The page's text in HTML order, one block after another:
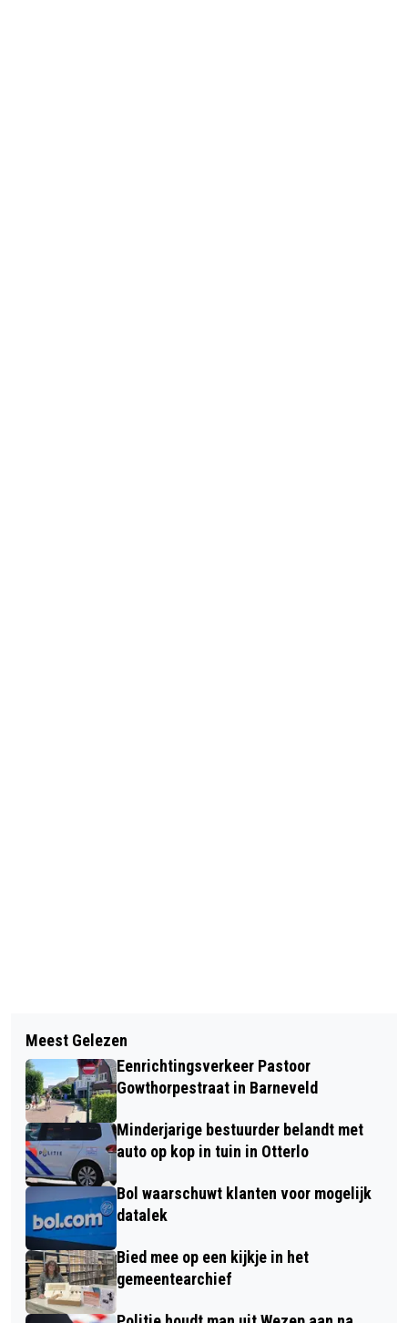
GRATIS KRANT VOOR GELDERSE
DORPSHUIZEN EN WIJKCENTRA
FIETSSTER GEWOND BIJ AANRIJDING
DOOR AUTOMOBILISTE OP
OVERSTEEKPLAATS IN BARNEVELD
Meest Gelezen
Eenrichtingsverkeer Pastoor
Gowthorpestraat in Barneveld
Minderjarige bestuurder belandt met
auto op kop in tuin in Otterlo
Bol waarschuwt klanten voor mogelijk
datalek
Bied mee op een kijkje in het
gemeentearchief